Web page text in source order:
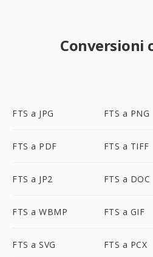
Conversioni
FTS a JPG FTS a PNG
FTS a PDF FTS a TIFF
FTS a JP2 FTS a DOC
FTS a WBMP FTS a GIF
FTS a SVG FTS a PCX